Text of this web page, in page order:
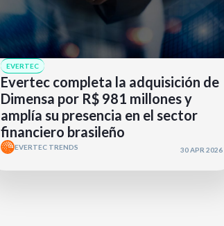
EVERTEC
Evertec completa la adquisición de
Dimensa por R$ 981 millones y
amplía su presencia en el sector
financiero brasileño
EVERTEC TRENDS 30 APR 2026